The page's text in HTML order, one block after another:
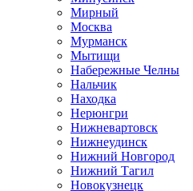
Мирный
Москва
Мурманск
Мытищи
Набережные Челны
Нальчик
Находка
Нерюнгри
Нижневартовск
Нижнеудинск
Нижний Новгород
Нижний Тагил
Новокузнецк